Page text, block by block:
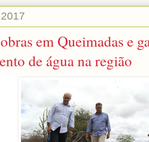
em Queimadas e
de água na região